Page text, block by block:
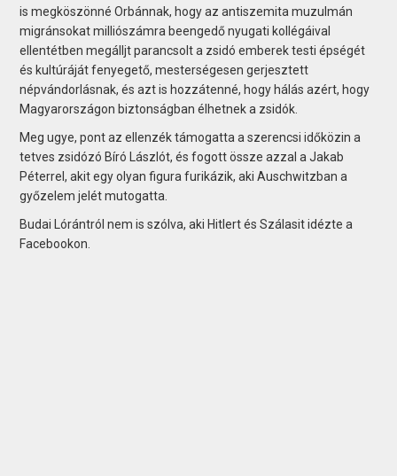
is megköszönné Orbánnak, hogy az antiszemita muzulmán
migránsokat milliószámra beengedő nyugati kollégáival
ellentétben megálljt parancsolt a zsidó emberek testi épségét
és kultúráját fenyegető, mesterségesen gerjesztett
népvándorlásnak, és azt is hozzátenné, hogy hálás azért, hogy
Magyarországon biztonságban élhetnek a zsidók.
Meg ugye, pont az ellenzék támogatta a szerencsi időközin a
tetves zsidózó Bíró Lászlót, és fogott össze azzal a Jakab
Péterrel, akit egy olyan figura furikázik, aki Auschwitzban a
győzelem jelét mutogatta.
Budai Lórántról nem is szólva, aki Hitlert és Szálasit idézte a
Facebookon.